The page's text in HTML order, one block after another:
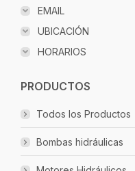
EMAIL
UBICACIÓN
HORARIOS
PRODUCTOS
Todos los Productos
Bombas hidráulicas